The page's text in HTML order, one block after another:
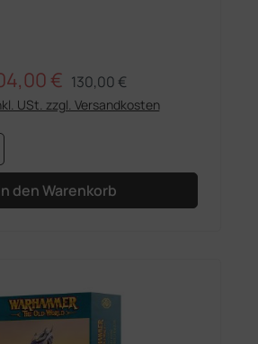
€ Regulärer Preis:
130,00 €
USt. zzgl. Versandkosten
Gib den
den Warenkorb